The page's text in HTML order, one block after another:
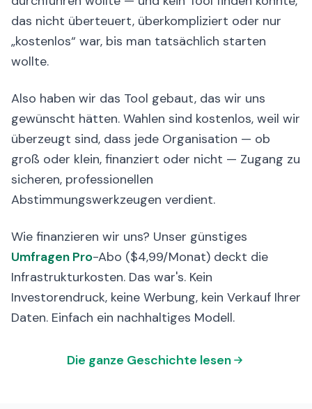
das nicht überteuert, überkompliziert oder nur
„kostenlos“ war, bis man tatsächlich starten
wollte.
Also haben wir das Tool gebaut, das wir uns
gewünscht hätten. Wahlen sind kostenlos, weil wir
überzeugt sind, dass jede Organisation — ob
groß oder klein, finanziert oder nicht — Zugang zu
sicheren, professionellen
Abstimmungswerkzeugen verdient.
Wie finanzieren wir uns? Unser günstiges
Umfragen Pro-Abo ($4,99/Monat) deckt die
Infrastrukturkosten. Das war's. Kein
Investorendruck, keine Werbung, kein Verkauf Ihrer
Daten. Einfach ein nachhaltiges Modell.
Die ganze Geschichte lesen